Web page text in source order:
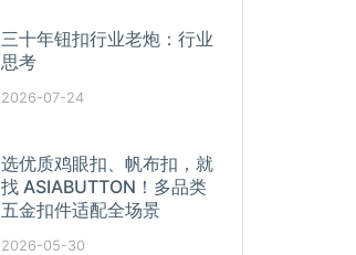
三十年钮扣行业老炮：行业
思考
2026-07-24
选优质鸡眼扣、帆布扣，就
找 ASIABUTTON！多品类
五金扣件适配全场景
2026-05-30